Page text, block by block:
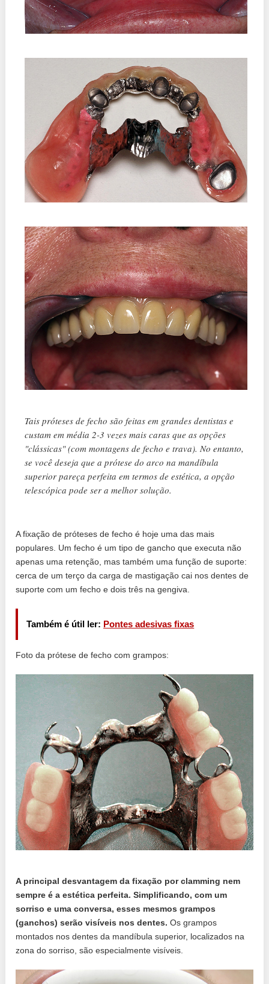
Tais próteses de fecho são feitas em grandes dentistas e
custam em média 2-3 vezes mais caras que as opções
"clássicas" (com montagens de fecho e trava). No entanto,
se você deseja que a prótese do arco na mandíbula
superior pareça perfeita em termos de estética, a opção
telescópica pode ser a melhor solução.
A fixação de próteses de fecho é hoje uma das mais
populares. Um fecho é um tipo de gancho que executa não
apenas uma retenção, mas também uma função de suporte:
cerca de um terço da carga de mastigação cai nos dentes de
suporte com um fecho e dois três na gengiva.
Também é útil ler: Pontes adesivas fixas
Foto da prótese de fecho com grampos:
A principal desvantagem da fixação por clamming nem
sempre é a estética perfeita. Simplificando, com um
sorriso e uma conversa, esses mesmos grampos
(ganchos) serão visíveis nos dentes. Os grampos
montados nos dentes da mandíbula superior, localizados na
zona do sorriso, são especialmente visíveis.